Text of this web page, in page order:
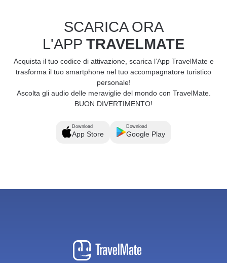
SCARICA ORA
L'APP TRAVELMATE
Acquista il tuo codice di attivazione, scarica l’App TravelMate e
trasforma il tuo smartphone nel tuo accompagnatore turistico
personale!
Ascolta gli audio delle meraviglie del mondo con TravelMate.
BUON DIVERTIMENTO!
Download
App Store
Download
Google Play